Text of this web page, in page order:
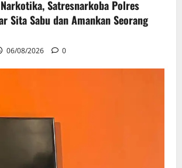
Satresnarkoba Polres
Sita Sabu dan Amankan Seorang
06/08/2026 0